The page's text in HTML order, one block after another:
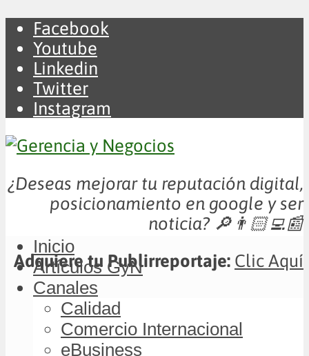
Facebook
Youtube
Linkedin
Twitter
Instagram
¿Deseas mejorar tu reputación digital,
posicionamiento en google y ser
noticia? 🔎👨🏻‍💻📰
Adquiere tu Publirreportaje: Clic Aquí
Inicio
Artículos GyN
Canales
Calidad
Comercio Internacional
eBusiness